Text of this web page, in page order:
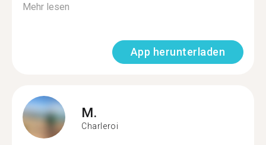
Mehr lesen
App herunterladen
M.
Charleroi